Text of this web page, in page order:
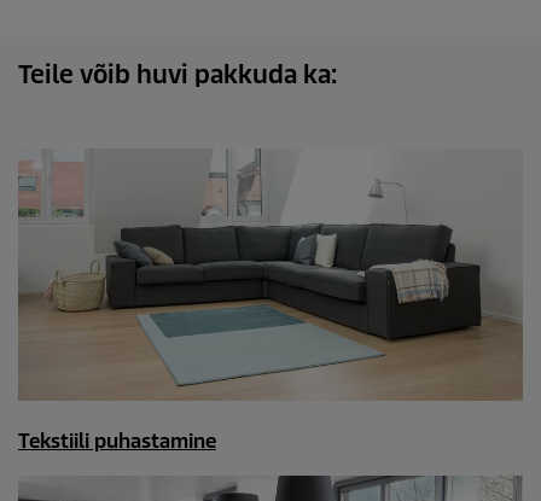
Teile võib huvi pakkuda ka:
Tekstiili puhastamine